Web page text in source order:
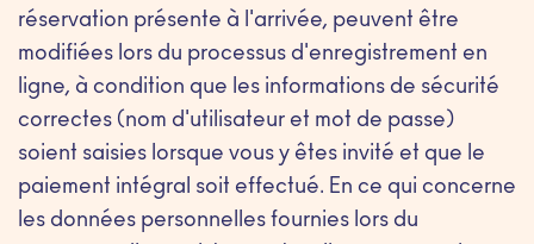
réservation présente à l'arrivée, peuvent être
modifiées lors du processus d'enregistrement en
ligne, à condition que les informations de sécurité
correctes (nom d'utilisateur et mot de passe)
soient saisies lorsque vous y êtes invité et que le
paiement intégral soit effectué. En ce qui concerne
les données personnelles fournies lors du